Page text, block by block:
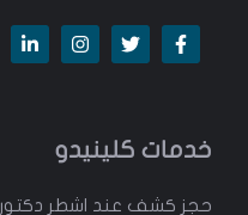
خدمات كلينيدو
حجز كشف عند اشطر دكتور